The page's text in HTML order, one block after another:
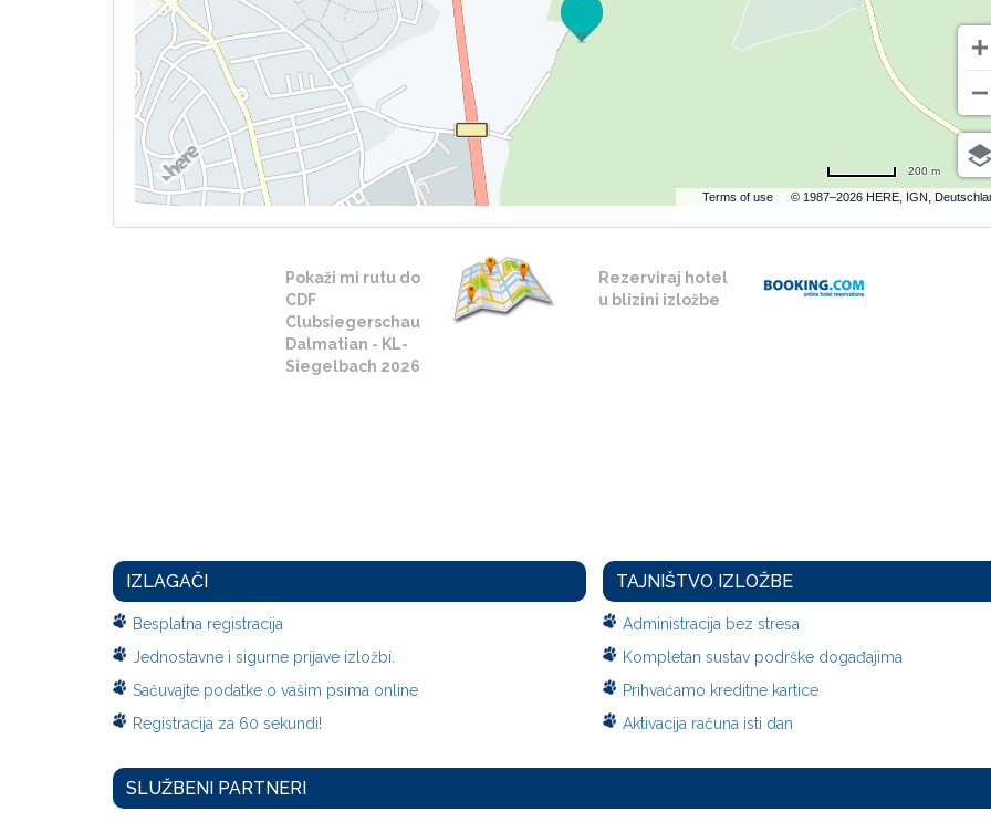
Terms of use © 1987–2026 HERE, IGN,
200 m
Pokaži mi rutu do
CDF
Clubsiegerschau
Dalmatian - KL-
Siegelbach 2026
Rezerviraj hotel
u blizini izložbe
IZLAGAČI
Besplatna registracija
Jednostavne i sigurne prijave izložbi.
Sačuvajte podatke o vašim psima online
Registracija za 60 sekundi!
TAJNIŠTVO IZLOŽBE
Administracija bez stresa
Kompletan sustav podrške događajima
Prihvaćamo kreditne kartice
Aktivacija računa isti dan
SLUŽBENI PARTNERI